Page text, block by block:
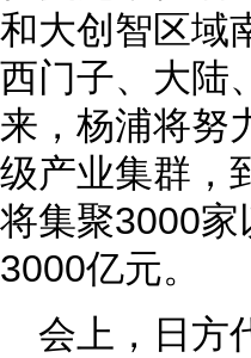
和大创智区域
西门子、大陆
来，杨浦将努
级产业集群，
将集聚3000
3000亿元。
会上，日方